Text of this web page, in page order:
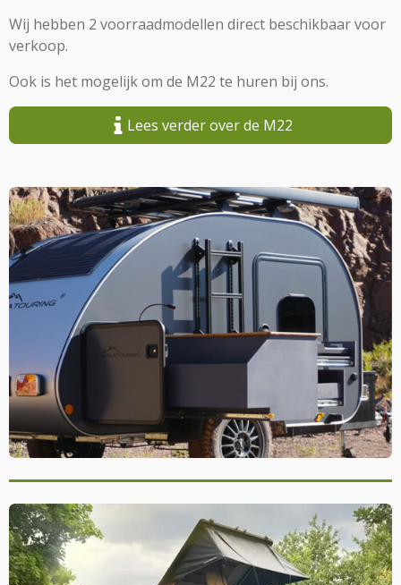
Wij hebben 2 voorraadmodellen direct beschikbaar voor
verkoop.
Ook is het mogelijk om de M22 te huren bij ons.
Lees verder over de M22